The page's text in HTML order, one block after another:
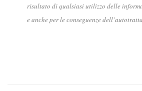
risultato di qualsiasi utilizzo delle
e anche per le conseguenze